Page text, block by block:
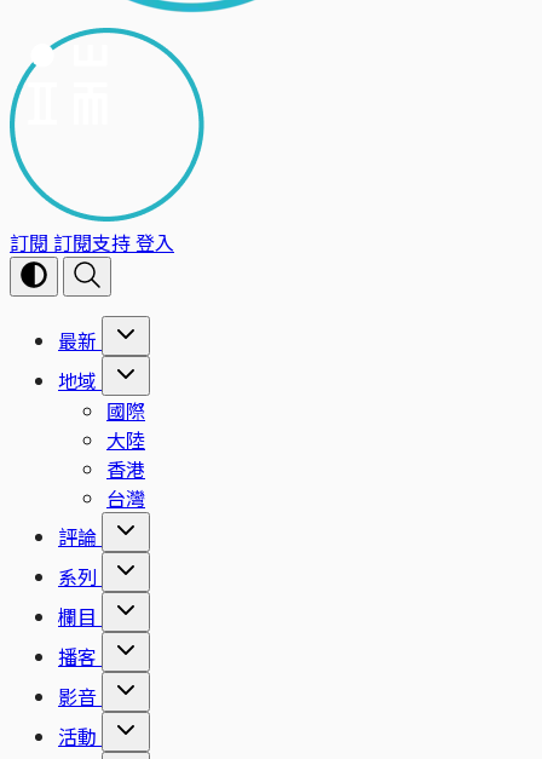
訂閱 訂閱支持登入
最新
地域
國際
大陸
香港
台灣
評論
系列
欄目
播客
影音
活動